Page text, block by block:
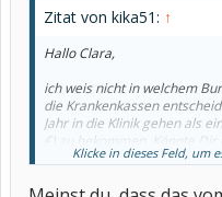
Zitat von kika51: ↑
Hallo Clara,
ich weis nicht in welchem
die Krankenkassen
Jahr in die Klinik gehen als
€) zu bekommen. Könnte
aber das führt zu weit und
Grüße von kika
Klicke in dieses Feld, um